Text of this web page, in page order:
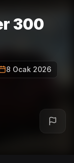
300
8 Ocak 2026